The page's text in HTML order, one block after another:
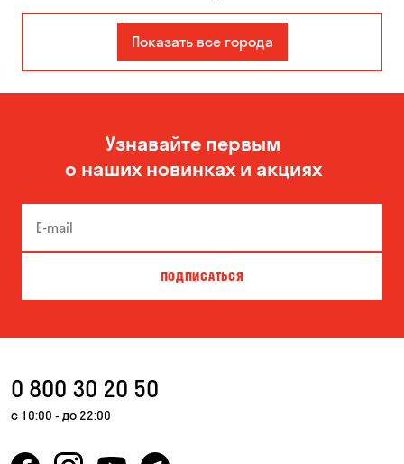
Авангард
Бабурка Балабино
Бережинка Борисполь
Бровары
Великая Северинка
Вишневое Власовка
Показать все города
Узнавайте первым
о наших новинках и акциях
ПОДПИСАТЬСЯ
0 800 30 20 50
с 10:00 - до 22:00